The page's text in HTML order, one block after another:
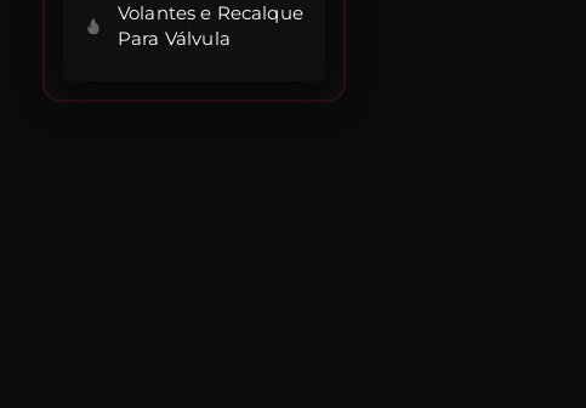
Volantes e Recalque
Para Válvula